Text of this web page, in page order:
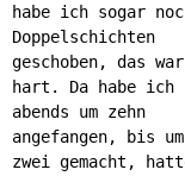
habe ich sogar
Doppelschichten
geschoben, das war
hart. Da habe ich
abends um zehn
angefangen, bis um
zwei gemacht,